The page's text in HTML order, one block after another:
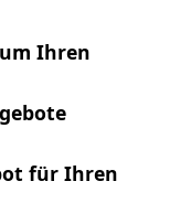
Ihren
für Ihren